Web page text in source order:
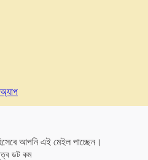
আপনি এই মেইল পাচ্ছেন।
ডট কম